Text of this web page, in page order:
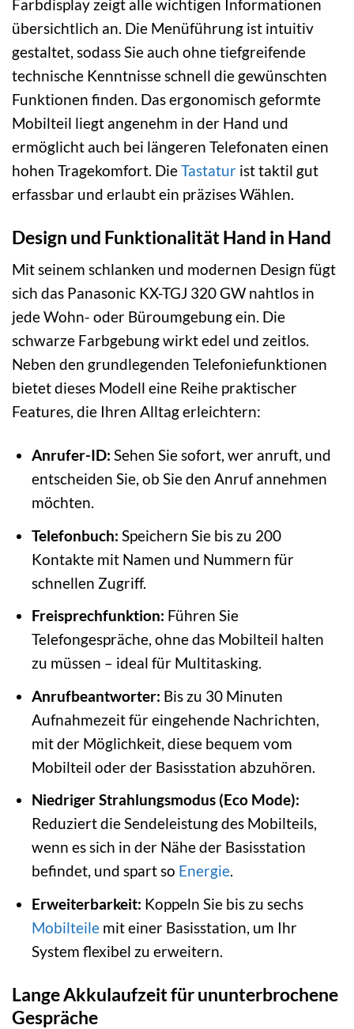
Farbdisplay zeigt alle wichtigen Informationen
übersichtlich an. Die Menüführung ist intuitiv
gestaltet, sodass Sie auch ohne tiefgreifende
technische Kenntnisse schnell die gewünschten
Funktionen finden. Das ergonomisch geformte
Mobilteil liegt angenehm in der Hand und
ermöglicht auch bei längeren Telefonaten einen
hohen Tragekomfort. DieTastatur ist taktil gut
erfassbar und erlaubt ein präzises Wählen.
Design und Funktionalität Hand in Hand
Mit seinem schlanken und modernen Design fügt
sich das Panasonic KX-TGJ 320 GW nahtlos in
jede Wohn- oder Büroumgebung ein. Die
schwarze Farbgebung wirkt edel und zeitlos.
Neben den grundlegenden Telefoniefunktionen
bietet dieses Modell eine Reihe praktischer
Features, die Ihren Alltag erleichtern:
Anrufer-ID: Sehen Sie sofort, wer anruft, und
entscheiden Sie, ob Sie den Anruf annehmen
möchten.
Telefonbuch: Speichern Sie bis zu 200
Kontakte mit Namen und Nummern für
schnellen Zugriff.
Freisprechfunktion: Führen Sie
Telefongespräche, ohne das Mobilteil halten
zu müssen – ideal für Multitasking.
Anrufbeantworter: Bis zu 30 Minuten
Aufnahmezeit für eingehende Nachrichten,
mit der Möglichkeit, diese bequem vom
Mobilteil oder der Basisstation abzuhören.
Niedriger Strahlungsmodus (Eco Mode):
Reduziert die Sendeleistung des Mobilteils,
wenn es sich in der Nähe der Basisstation
befindet, und spart so Energie.
Erweiterbarkeit: Koppeln Sie bis zu sechs
Mobilteilemit einer Basisstation, um Ihr
System flexibel zu erweitern.
Lange Akkulaufzeit für ununterbrochene
Gespräche